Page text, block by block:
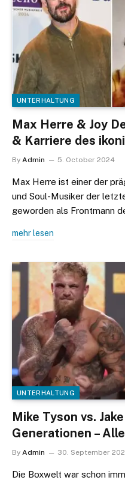
UNTERHALTUNG
Max Herre & Joy
& Karriere des
By Admin 5. October 2024
Max Herre ist einer der
und Soul-Musiker der
geworden als Frontmann
mehr lesen
UNTERHALTUNG
Mike Tyson vs.
Generationen –
By Admin 30. September
Die Boxwelt war schon